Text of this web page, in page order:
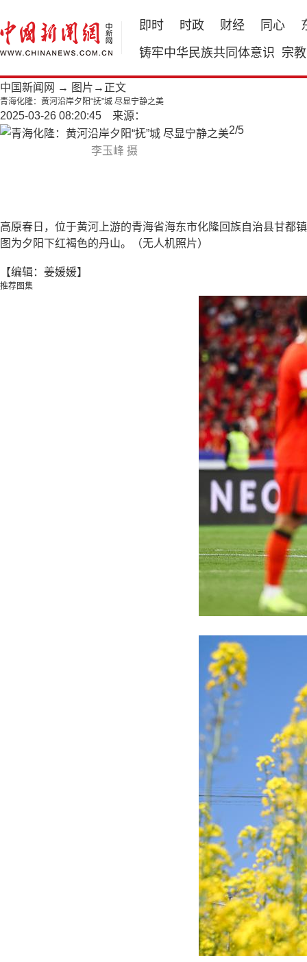
即时 时政 财经 同心
铸牢中华民族共同体意识 宗教
中国新闻网 → 图片 →正文
青海化隆：黄河沿岸夕阳“抚”城 尽显宁静之美
2025-03-26 08:20:45 来源：
李玉峰 摄
2/5
高原春日，位于黄河上游的青海省海东市化隆回族自治县甘都
图为夕阳下红褐色的丹山。（无人机照片）
【编辑：姜媛媛】
推荐图集